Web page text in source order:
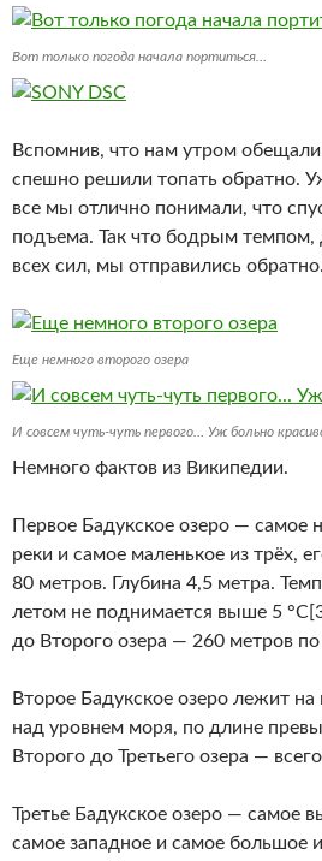
Вот только погода начала портиться…
Вспомнив, что нам утром
спешно решили топать обратно.
все мы отлично понимали, что
подъема. Так что бодрым темпом,
всех сил, мы отправились обратно.
Еще немного второго озера
И совсем чуть-чуть первого… Уж больно
Немного фактов из Википедии.
Первое Бадукское озеро — самое
реки и самое маленькое из трёх,
80 метров. Глубина 4,5 метра.
летом не поднимается выше 5
до Второго озера — 260 метров
Второе Бадукское озеро лежит
над уровнем моря, по длине
Второго до Третьего озера —
Третье Бадукское озеро — самое
самое западное и самое большое